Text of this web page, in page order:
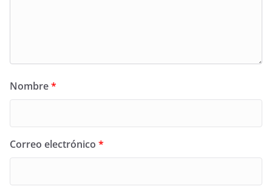
Nombre*
Correo electrónico *